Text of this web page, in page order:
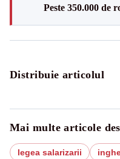
Peste 350.000 de
Distribuie articolul
Mai multe articole
legea salarizarii